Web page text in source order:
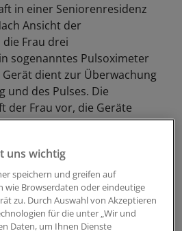
in einer Seniorenresidenz
Ansicht der
Frau drei
sogenanntes Pulsoximeter
dient zur Überwachung
und des Pulses. Die
der Frau vor, die Geräte
während ihrer Nachtschicht
Handlungen veranlasst zu
uns wichtig
speichern und greifen auf
wie Browserdaten oder eindeutige
zu. Durch Auswahl von Akzeptieren
für die unter „Wir und
Daten, um Ihnen Dienste